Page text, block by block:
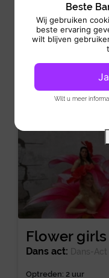
Optreden: v.a. 2 uur
Las Vegas Dansshow
uitstraling van een
Flower girls
Dans act: Dans-Act
Optreden: 2 uur
Beste
Wij gebruiken
beste ervaring
wilt blijven
Wilt u meer